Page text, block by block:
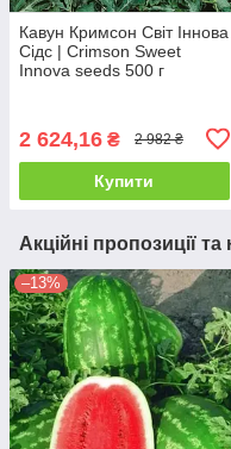
Кавун Кримсон Світ Іннова
Сідс | Crimson Sweet
Innova seeds 500 г
2 624,16 ₴ 2 982 ₴
Купити
Акційні пропозиції
–13%